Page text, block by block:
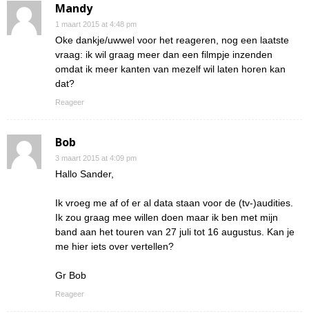
Mandy
1 maart 2015 at 4:48 pm
Oke dankje/uwwel voor het reageren, nog een laatste
vraag: ik wil graag meer dan een filmpje inzenden
omdat ik meer kanten van mezelf wil laten horen kan
dat?
Reageer
Bob
3 maart 2015 at 4:09 pm
Hallo Sander,
Ik vroeg me af of er al data staan voor de (tv-)audities.
Ik zou graag mee willen doen maar ik ben met mijn
band aan het touren van 27 juli tot 16 augustus. Kan je
me hier iets over vertellen?
Gr Bob
Reageer